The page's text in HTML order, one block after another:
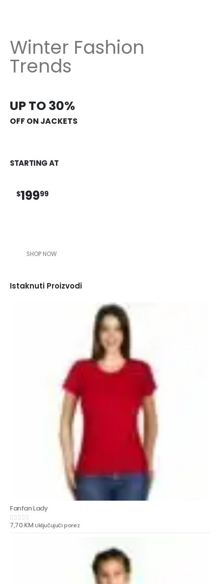
Winter Fashion
Trends
UP TO 30%
OFF ON JACKETS
STARTING AT
$19999
SHOP NOW
Istaknuti Proizvodi
Fanfan Lady
0 out of 5
7,70 KMUključujući porez